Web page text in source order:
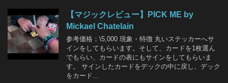
【マジックレビュー】PICK ME by
Mickael Chatelain
参考価格：\5,000 現象・特徴 丸いステッカーへサ
インをしてもらいます。そして、カードを1枚選ん
でもらい、カードの表にもサインをしてもらいま
す。 サインしたカードをデックの中に戻し、デック
をカード…